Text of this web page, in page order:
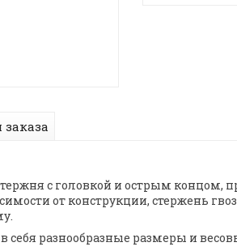
с головкой и острым
от конструкции, стержень
разнообразные размеры и